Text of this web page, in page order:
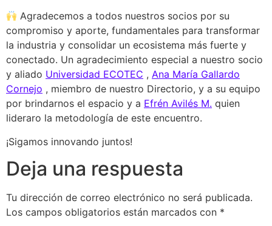
Agradecemos a todos nuestros socios por su
compromiso y aporte, fundamentales para transformar
la industria y consolidar un ecosistema más fuerte y
conectado. Un agradecimiento especial a nuestro socio
y aliado Universidad ECOTEC , Ana María Gallardo
Cornejo , miembro de nuestro Directorio, y a su equipo
por brindarnos el espacio y a Efrén Avilés M. quien
lideraro la metodología de este encuentro.
¡Sigamos innovando juntos!
Deja una respuesta
Tu dirección de correo electrónico no será publicada.
Los campos obligatorios están marcados con *